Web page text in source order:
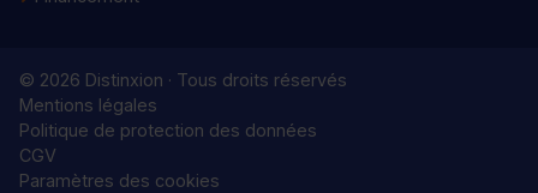
© 2026 Distinxion · Tous droits réservés
Mentions légales
Politique de protection des données
CGV
Paramètres des cookies